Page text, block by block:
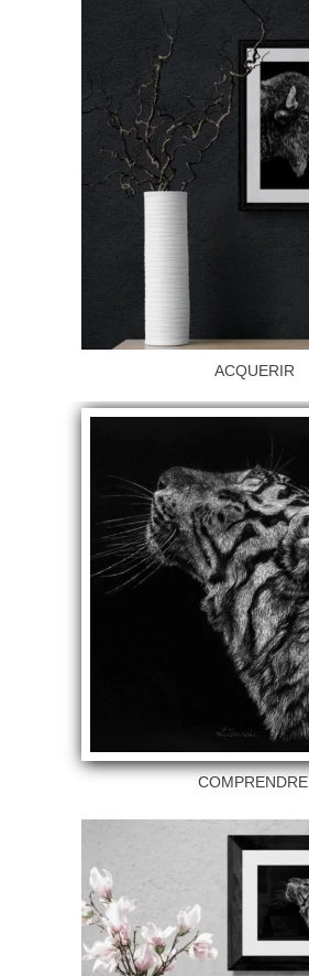
ACQUERIR
COMPRENDRE